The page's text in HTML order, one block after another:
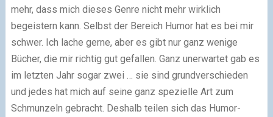
mehr, dass mich dieses Genre nicht mehr wirklich
begeistern kann. Selbst der Bereich Humor hat es bei mir
schwer. Ich lache gerne, aber es gibt nur ganz wenige
Bücher, die mir richtig gut gefallen. Ganz unerwartet gab es
im letzten Jahr sogar zwei … sie sind grundverschieden
und jedes hat mich auf seine ganz spezielle Art zum
Schmunzeln gebracht. Deshalb teilen sich das Humor-